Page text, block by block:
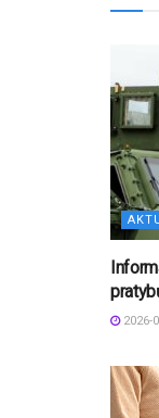
2026-